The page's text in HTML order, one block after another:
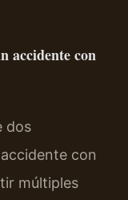
accidente con
dos
con
múltiples